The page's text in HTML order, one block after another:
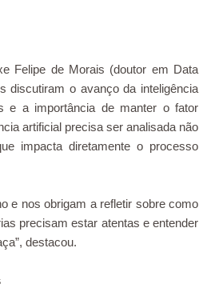
Felipe de Morais (doutor em Data
discutiram o avanço da inteligência
e a importância de manter o fator
artificial precisa ser analisada não
impacta diretamente o processo
e nos obrigam a refletir sobre como
precisam estar atentas e entender
destacou.